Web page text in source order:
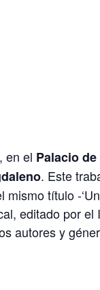
, en el Palacio
. Este
título -
editado por el
autores y